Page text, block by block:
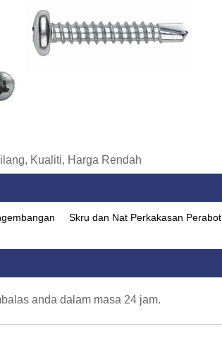
Kualiti, Harga Rendah
Skru dan Nat Perkakasan Perabot
anda dalam masa 24 jam.